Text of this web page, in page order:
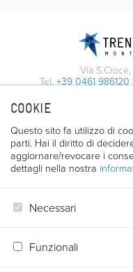
COOKIE
Questo sito fa utilizzo di
parti. Hai il diritto di
aggiornare/revocare i
dettagli nella nostra
Necessari
Funzionali
Via
Tel. +39 0461 986120